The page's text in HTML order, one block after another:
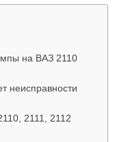
на ВАЗ 2110
неисправности
2111, 2112